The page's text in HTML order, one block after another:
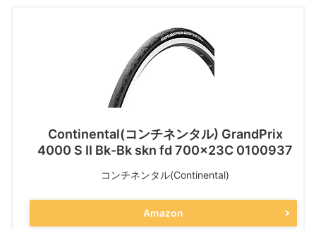
Continental(コンチネンタル) GrandPrix
4000 S II Bk-Bk skn fd 700x23C 0100937
コンチネンタル(Continental)
Amazon